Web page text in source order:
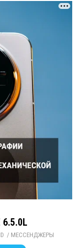
6.5.0L
/ МЕССЕНДЖЕРЫ